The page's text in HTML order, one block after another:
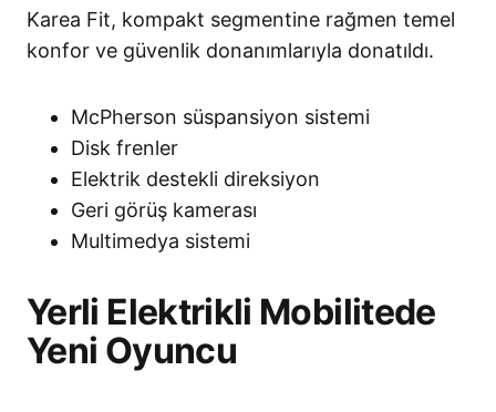
Karea Fit, kompakt segmentine rağmen temel
konfor ve güvenlik donanımlarıyla donatıldı.
McPherson süspansiyon sistemi
Disk frenler
Elektrik destekli direksiyon
Geri görüş kamerası
Multimedya sistemi
Yerli Elektrikli Mobilitede
Yeni Oyuncu